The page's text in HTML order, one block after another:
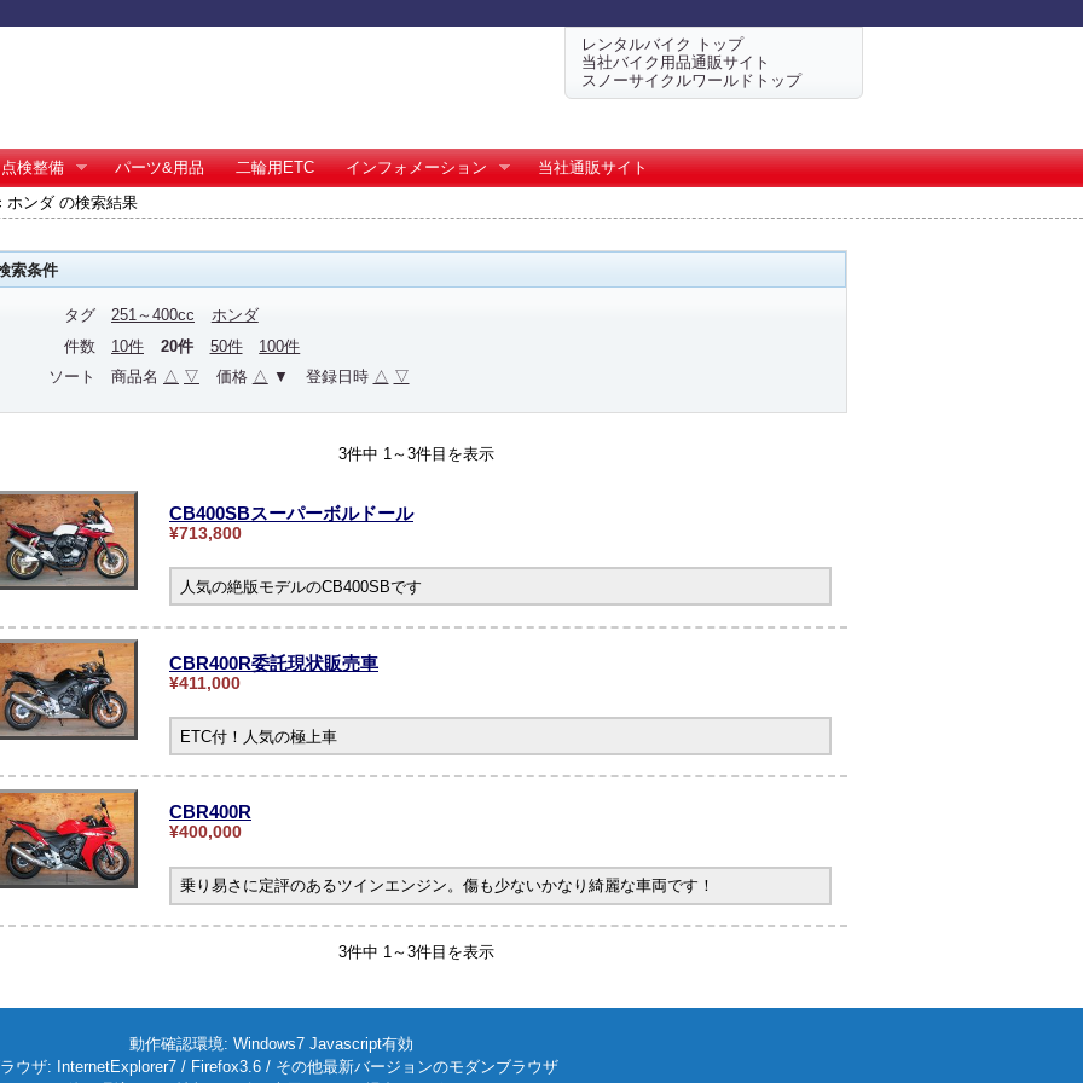
レンタルバイク トップ
当社バイク用品通販サイト
スノーサイクルワールドトップ
点検整備 パーツ&用品 二輪用ETC インフォメーション
当社通販サイト
ンダ の検索結果
索条件
タグ 251～400cc
ホンダ
件数
10件 20件 50件
100件
ソート
商品名 △ ▽ 価格 △ ▼ 登録日時 △ ▽
3件中 1～3件目を表示
CB400SBスーパーボルドール
¥713,800
人気の絶版モデルのCB400SBです
CBR400R委託現状販売車
¥411,000
ETC付！人気の極上車
CBR400R
¥400,000
乗り易さに定評のあるツインエンジン。傷も少ないかなり綺麗な車両です！
3件中 1～3件目を表示
動作確認環境: Windows7 Javascript有効
ウザ: InternetExplorer7 / Firefox3.6 / その他最新バージョンのモダンブラウザ